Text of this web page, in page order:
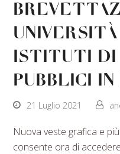
Istituti di
pubblici
21 Luglio 2021
Nuova veste grafica e
consente ora di